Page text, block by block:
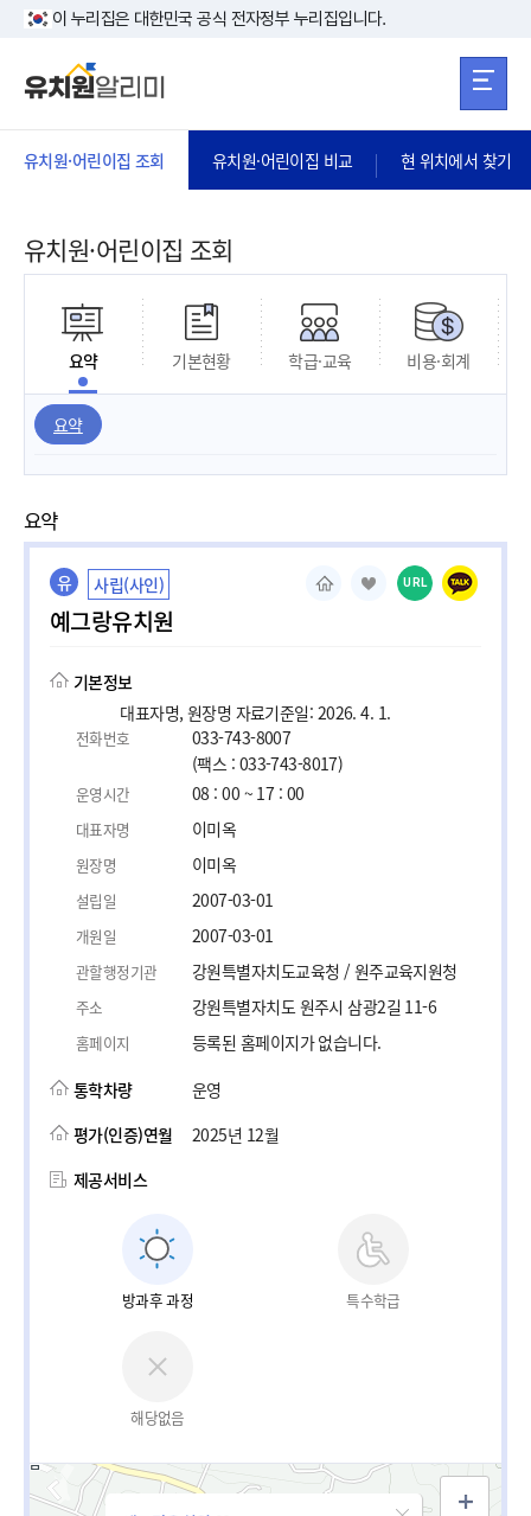
본문 바로가기
이 누리집은 대한민국 공식 전자정부 누리집입니다.
유치원·어린이집 조회 유치원·어린이집 비교 현 위치에서 찾기
유치원·어린이집 조회
요약 기본현황 학급·교육 비용·회계
요약
요약
유 사립(사인)
예그랑유치원
URL
기본정보
대표자명, 원장명 자료기준일: 2026. 4. 1.
전화번호
033-743-8007
(팩스 : 033-743-8017)
운영시간 08 : 00 ~ 17 : 00
대표자명 이미옥
원장명 이미옥
설립일 2007-03-01
개원일 2007-03-01
관할행정기관 강원특별자치도교육청 / 원주교육지원청
주소 강원특별자치도 원주시 삼광2길 11-6
홈페이지
등록된 홈페이지가 없습니다.
통학차량
운영
평가(인증)연월
2025년 12월
제공서비스
방과후 과정 특수학급
해당없음